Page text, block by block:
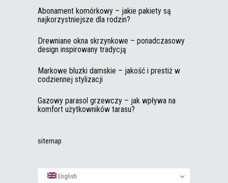
Abonament komórkowy – jakie pakiety są
najkorzystniejsze dla rodzin?
Drewniane okna skrzynkowe – ponadczasowy
design inspirowany tradycją
Markowe bluzki damskie – jakość i prestiż w
codziennej stylizacji
Gazowy parasol grzewczy – jak wpływa na
komfort użytkowników tarasu?
sitemap
English